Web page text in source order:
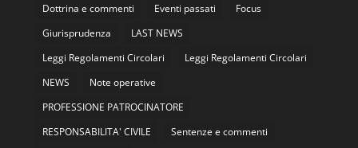
Dottrina e commenti
Eventi passati
Focus
Giurisprudenza
LAST NEWS
Leggi Regolamenti Circolari
Leggi Regolamenti Circolari
NEWS
Note operative
PROFESSIONE PATROCINATORE
RESPONSABILITA' CIVILE
Sentenze e commenti